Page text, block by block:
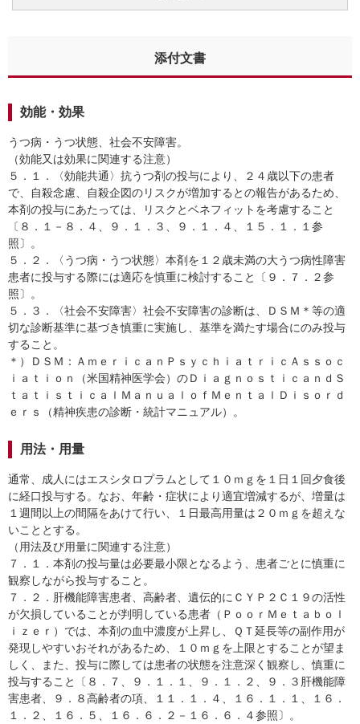
添付文書
効能・効果
うつ病・うつ状態、社会不安障害。
（効能又は効果に関連する注意）
５．１．〈効能共通〉抗うつ剤の投与により、２４歳以下の患者
で、自殺念慮、自殺企図のリスクが増加するとの報告があるため、
本剤の投与にあたっては、リスクとベネフィットを考慮すること
〔８．１－８．４、９．１．３、９．１．４、１５．１．１参
照〕。
５．２．〈うつ病・うつ状態〉本剤を１２歳未満の大うつ病性障害
患者に投与する際には適応を慎重に検討すること〔９．７．２参
照〕。
５．３．〈社会不安障害〉社会不安障害の診断は、ＤＳＭ＊等の適
切な診断基準に基づき慎重に実施し、基準を満たす場合にのみ投与
すること。
＊）ＤＳＭ：ＡｍｅｒｉｃａｎＰｓｙｃｈｉａｔｒｉｃＡｓｓｏｃ
ｉａｔｉｏｎ（米国精神医学会）のＤｉａｇｎｏｓｔｉｃａｎｄＳ
ｔａｔｉｓｔｉｃａｌＭａｎｕａｌｏｆＭｅｎｔａｌＤｉｓｏｒｄ
ｅｒｓ（精神疾患の診断・統計マニュアル）。
用法・用量
通常、成人にはエスシタロプラムとして１０ｍｇを１日１回夕食後
に経口投与する。なお、年齢・症状により適宜増減するが、増量は
１週間以上の間隔をあけて行い、１日最高用量は２０ｍｇを超えな
いこととする。
（用法及び用量に関連する注意）
７．１．本剤の投与量は必要最小限となるよう、患者ごとに慎重に
観察しながら投与すること。
７．２．肝機能障害患者、高齢者、遺伝的にＣＹＰ２Ｃ１９の活性
が欠損していることが判明している患者（ＰｏｏｒＭｅｔａｂｏｌ
ｉｚｅｒ）では、本剤の血中濃度が上昇し、ＱＴ延長等の副作用が
発現しやすいおそれがあるため、１０ｍｇを上限とすることが望ま
しく、また、投与に際しては患者の状態を注意深く観察し、慎重に
投与すること〔８．７、９．１．１、９．１．２、９．３肝機能障
害患者、９．８高齢者の項、１１．１．４、１６．１．１、１６．
１．２、１６．５、１６．６．２－１６．６．４参照〕。